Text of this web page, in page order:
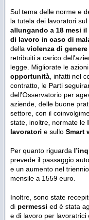
Sul tema delle norme e
la tutela dei lavoratori
allungando a 18 mesi
di lavoro in caso di
della violenza di genere
retribuiti a carico
legge. Migliorate le
opportunità , infatti nel
contratto, le Parti
dell’Osservatorio per
aziende, delle buone
settore, con il
state, inoltre, normate le
lavoratori e sullo Smart
Per quanto riguarda
prevede il passaggio
e un aumento nel
mensile a 1559 euro.
Inoltre, sono state
di permessi ed è stata
e di lavoro per